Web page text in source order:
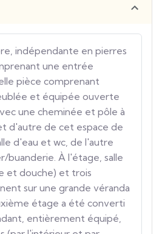
indépendante en pierres
une entrée
pièce comprenant
et équipée ouverte
une cheminée et pôle à
d'autre de cet espace de
d'eau et wc, de l'autre
buanderie. À l'étage, salle
et douche) et trois
sur une grande véranda
étage a été converti
entièrement équipé,